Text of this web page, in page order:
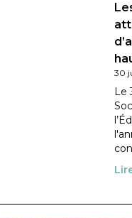
30
Le